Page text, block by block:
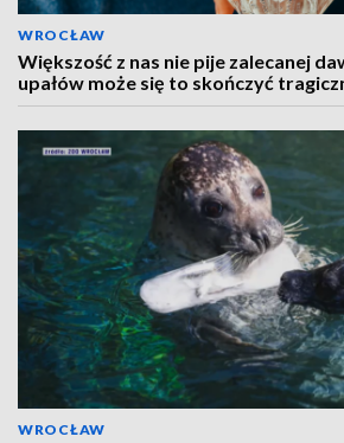
WROCŁAW
Większość z nas nie pije zalecanej
upałów może się to skończyć
WROCŁAW